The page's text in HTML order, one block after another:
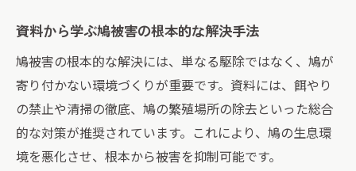
資料から学ぶ鳩被害の根本的な解決手法
鳩被害の根本的な解決には、単なる駆除ではなく、鳩が
寄り付かない環境づくりが重要です。資料には、餌やり
の禁止や清掃の徹底、鳩の繁殖場所の除去といった総合
的な対策が推奨されています。これにより、鳩の生息環
境を悪化させ、根本から被害を抑制可能です。